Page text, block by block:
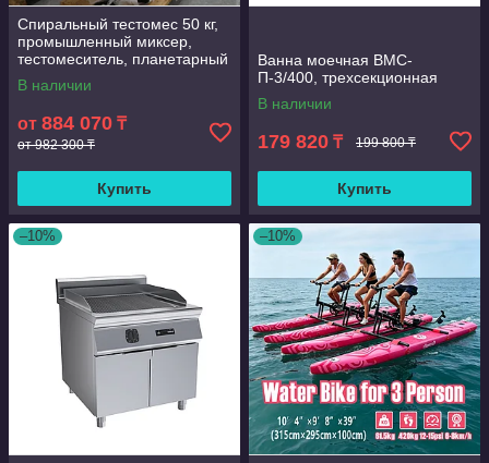
Спиральный тестомес 50 кг,
промышленный миксер,
тестомеситель, планетарный
миксер
В наличии
от 884 070 ₸
от 982 300 ₸
Купить
Ванна моечная ВМС-
П-3/400, трехсекционная
В наличии
179 820 ₸ 199 800 ₸
Купить
–10% –10%